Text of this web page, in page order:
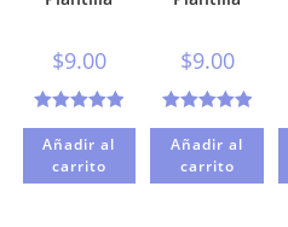
$9.00
Valorado con
5.00de 5
Añadir al
carrito
$9.00
Valorado con
5.00de 5
Añadir al
carrito